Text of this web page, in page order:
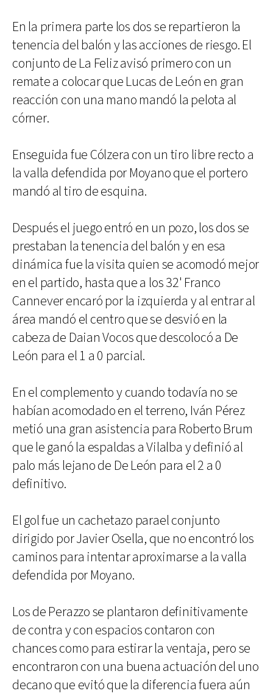
En la primera parte los dos se repartieron la
tenencia del balón y las acciones de riesgo. El
conjunto de La Feliz avisó primero con un
remate a colocar que Lucas de León en gran
reacción con una mano mandó la pelota al
córner.
Enseguida fue Cólzera con un tiro libre recto a
la valla defendida por Moyano que el portero
mandó al tiro de esquina.
Después el juego entró en un pozo, los dos se
prestaban la tenencia del balón y en esa
dinámica fue la visita quien se acomodó mejor
en el partido, hasta que a los 32' Franco
Cannever encaró por la izquierda y al entrar al
área mandó el centro que se desvió en la
cabeza de Daian Vocos que descolocó a De
León para el 1 a 0 parcial.
En el complemento y cuando todavía no se
habían acomodado en el terreno, Iván Pérez
metió una gran asistencia para Roberto Brum
que le ganó la espaldas a Vilalba y definió al
palo más lejano de De León para el 2 a 0
definitivo.
El gol fue un cachetazo parael conjunto
dirigido por Javier Osella, que no encontró los
caminos para intentar aproximarse a la valla
defendida por Moyano.
Los de Perazzo se plantaron definitivamente
de contra y con espacios contaron con
chances como para estirar la ventaja, pero se
encontraron con una buena actuación del uno
decano que evitó que la diferencia fuera aún